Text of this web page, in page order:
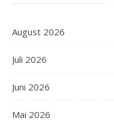
August 2026
Juli 2026
Juni 2026
Mai 2026